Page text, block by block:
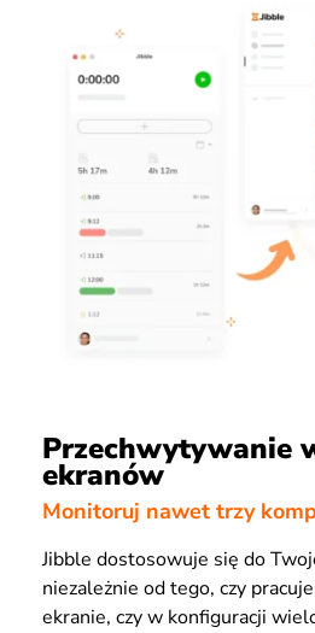
Przechwytywanie
ekranów
Monitoruj nawet trzy
Jibble dostosowuje się do
niezależnie od tego, czy
ekranie, czy w konfiguracji